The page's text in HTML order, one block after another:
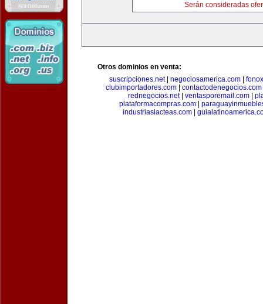
Serán consideradas
Otros dominios en venta:
suscripciones.net| negociosamerica.com|
clubimportadores.com
contactodenegocios.com
rednegocios.net| ventasporemail.com
plataformacompras.com
industriaslacteas.com